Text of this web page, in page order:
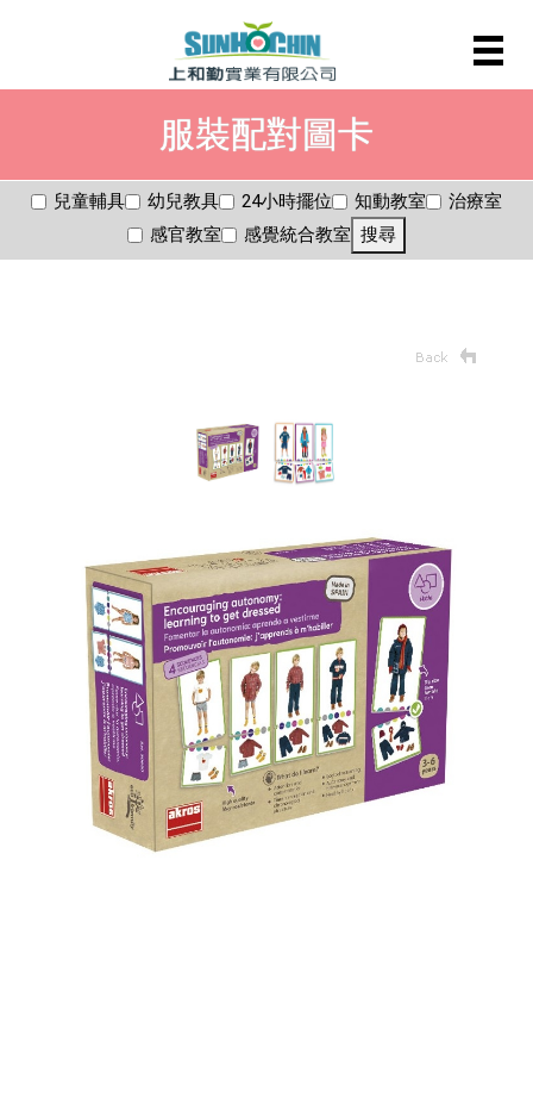
服裝配對圖卡
兒童輔具 幼兒教具 24小時擺位 知動教室
治療室
感官教室
感覺統合教室 搜尋